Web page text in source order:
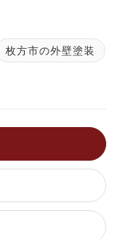
枚方市の外壁塗装